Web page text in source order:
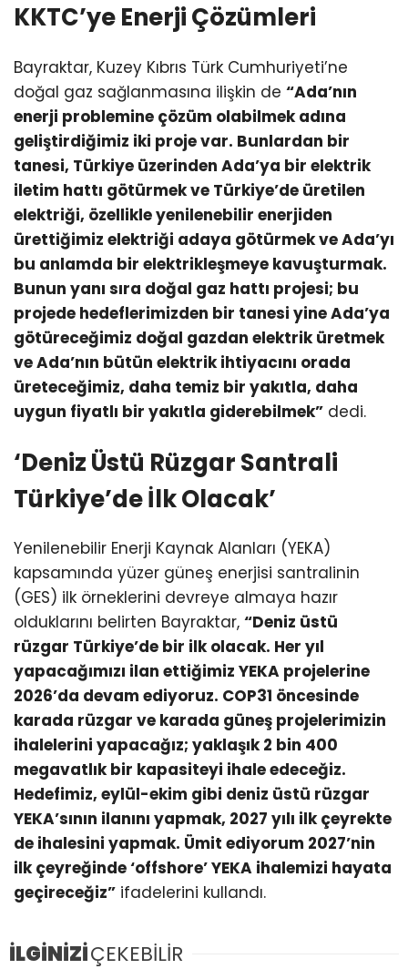
KKTC’ye Enerji Çözümleri
Bayraktar, Kuzey Kıbrıs Türk Cumhuriyeti’ne
doğal gaz sağlanmasına ilişkin de “Ada’nın
enerji problemine çözüm olabilmek adına
geliştirdiğimiz iki proje var. Bunlardan bir
tanesi, Türkiye üzerinden Ada’ya bir elektrik
iletim hattı götürmek ve Türkiye’de üretilen
elektriği, özellikle yenilenebilir enerjiden
ürettiğimiz elektriği adaya götürmek ve Ada’yı
bu anlamda bir elektrikleşmeye kavuşturmak.
Bunun yanı sıra doğal gaz hattı projesi; bu
projede hedeflerimizden bir tanesi yine Ada’ya
götüreceğimiz doğal gazdan elektrik üretmek
ve Ada’nın bütün elektrik ihtiyacını orada
üreteceğimiz, daha temiz bir yakıtla, daha
uygun fiyatlı bir yakıtla giderebilmek” dedi.
‘Deniz Üstü Rüzgar Santrali
Türkiye’de İlk Olacak’
Yenilenebilir Enerji Kaynak Alanları (YEKA)
kapsamında yüzer güneş enerjisi santralinin
(GES) ilk örneklerini devreye almaya hazır
olduklarını belirten Bayraktar, “Deniz üstü
rüzgar Türkiye’de bir ilk olacak. Her yıl
yapacağımızı ilan ettiğimiz YEKA projelerine
2026’da devam ediyoruz. COP31 öncesinde
karada rüzgar ve karada güneş projelerimizin
ihalelerini yapacağız; yaklaşık 2 bin 400
megavatlık bir kapasiteyi ihale edeceğiz.
Hedefimiz, eylül-ekim gibi deniz üstü rüzgar
YEKA’sının ilanını yapmak, 2027 yılı ilk çeyrekte
de ihalesini yapmak. Ümit ediyorum 2027’nin
ilk çeyreğinde ‘offshore’ YEKA ihalemizi hayata
geçireceğiz” ifadelerini kullandı.
İLGİNİZİÇEKEBİLİR